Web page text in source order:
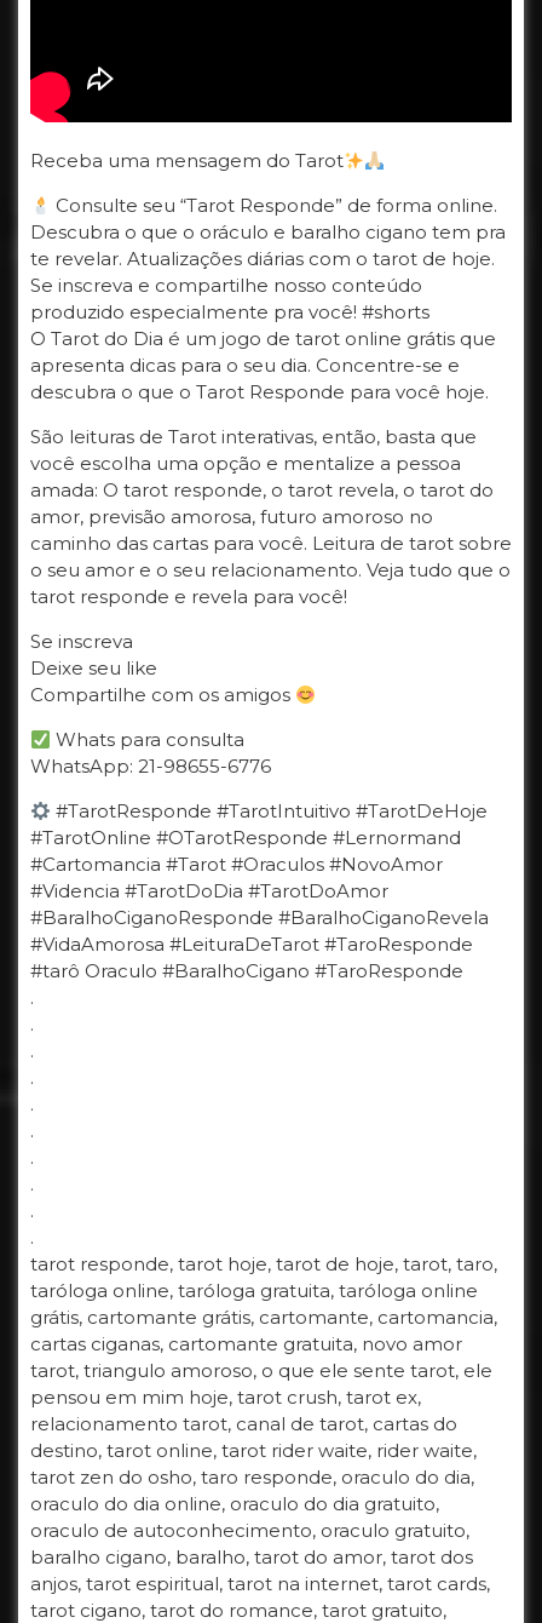
Receba uma mensagem do Tarot
Consulte seu “Tarot Responde” de forma online.
Descubra o que o oráculo e baralho cigano tem pra
te revelar. Atualizações diárias com o tarot de hoje.
Se inscreva e compartilhe nosso conteúdo
produzido especialmente pra você! #shorts
O Tarot do Dia é um jogo de tarot online grátis que
apresenta dicas para o seu dia. Concentre-se e
descubra o que o Tarot Responde para você hoje.
São leituras de Tarot interativas, então, basta que
você escolha uma opção e mentalize a pessoa
amada: O tarot responde, o tarot revela, o tarot do
amor, previsão amorosa, futuro amoroso no
caminho das cartas para você. Leitura de tarot sobre
o seu amor e o seu relacionamento. Veja tudo que o
tarot responde e revela para você!
Se inscreva
Deixe seu like
Compartilhe com os amigos
Whats para consulta
WhatsApp: 21-98655-6776
#TarotResponde #TarotIntuitivo #TarotDeHoje
#TarotOnline #OTarotResponde #Lernormand
#Cartomancia #Tarot #Oraculos #NovoAmor
#Videncia #TarotDoDia #TarotDoAmor
#BaralhoCiganoResponde #BaralhoCiganoRevela
#VidaAmorosa #LeituraDeTarot #TaroResponde
#tarô Oraculo #BaralhoCigano #TaroResponde
.
.
.
.
.
.
.
.
.
.
tarot responde, tarot hoje, tarot de hoje, tarot, taro,
taróloga online, taróloga gratuita, taróloga online
grátis, cartomante grátis, cartomante, cartomancia,
cartas ciganas, cartomante gratuita, novo amor
tarot, triangulo amoroso, o que ele sente tarot, ele
pensou em mim hoje, tarot crush, tarot ex,
relacionamento tarot, canal de tarot, cartas do
destino, tarot online, tarot rider waite, rider waite,
tarot zen do osho, taro responde, oraculo do dia,
oraculo do dia online, oraculo do dia gratuito,
oraculo de autoconhecimento, oraculo gratuito,
baralho cigano, baralho, tarot do amor, tarot dos
anjos, tarot espiritual, tarot na internet, tarot cards,
tarot cigano, tarot do romance, tarot gratuito,